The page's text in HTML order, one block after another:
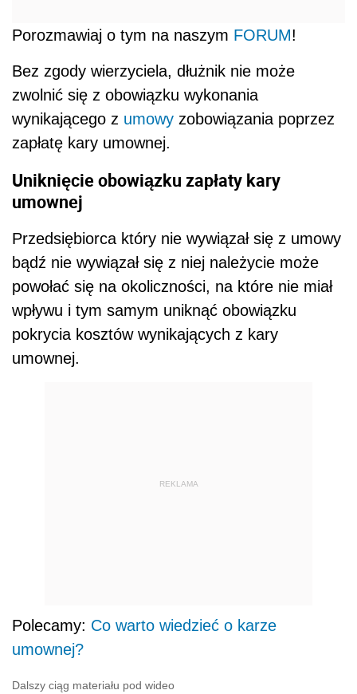
Porozmawiaj o tym na naszym FORUM!
Bez zgody wierzyciela, dłużnik nie może
zwolnić się z obowiązku wykonania
wynikającego z umowy zobowiązania poprzez
zapłatę kary umownej.
Uniknięcie obowiązku zapłaty kary
umownej
Przedsiębiorca który nie wywiązał się z umowy
bądź nie wywiązał się z niej należycie może
powołać się na okoliczności, na które nie miał
wpływu i tym samym uniknąć obowiązku
pokrycia kosztów wynikających z kary
umownej.
REKLAMA
Polecamy: Co warto wiedzieć o karze
umownej?
Dalszy ciąg materiału pod wideo